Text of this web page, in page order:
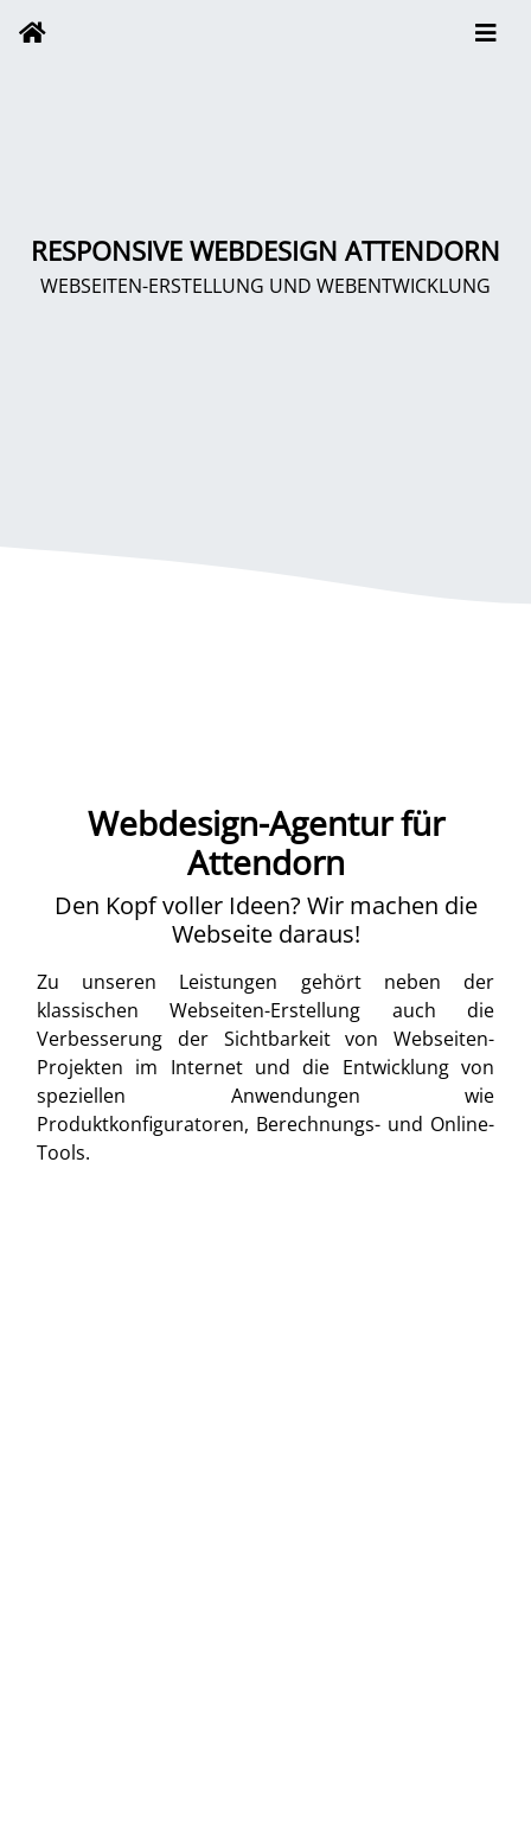
RESPONSIVE WEBDESIGN ATTENDORN
WEBSEITEN-ERSTELLUNG UND WEBENTWICKLUNG
Webdesign-Agentur für
Attendorn
Den Kopf voller Ideen? Wir machen die
Webseite daraus!
Zu unseren Leistungen gehört neben der
klassischen Webseiten-Erstellung auch die
Verbesserung der Sichtbarkeit von Webseiten-
Projekten im Internet und die Entwicklung von
speziellen Anwendungen wie
Produktkonfiguratoren, Berechnungs- und Online-
Tools.